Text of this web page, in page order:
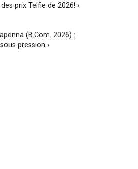
prix Telfie de 2026! ›
(B.Com. 2026) :
pression ›